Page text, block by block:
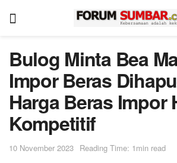
Bulog Minta Bea
Impor Beras
Harga Beras Impor
Kompetitif
10 November 2023 Reading Time: 1min read